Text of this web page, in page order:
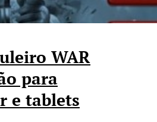
WAR
para
e tablets